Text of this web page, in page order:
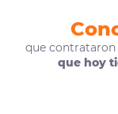
que
que hoy